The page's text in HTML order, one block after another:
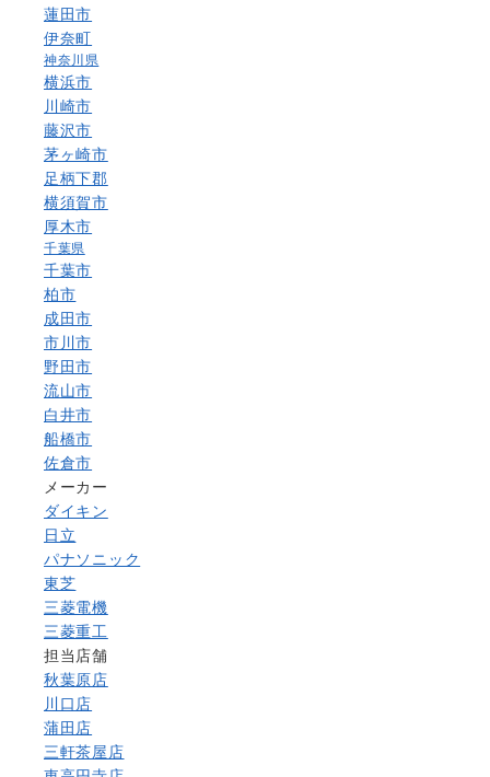
蓮田市
伊奈町
神奈川県
横浜市
川崎市
藤沢市
茅ヶ崎市
足柄下郡
横須賀市
厚木市
千葉県
千葉市
柏市
成田市
市川市
野田市
流山市
白井市
船橋市
佐倉市
メーカー
ダイキン
日立
パナソニック
東芝
三菱電機
三菱重工
担当店舗
秋葉原店
川口店
蒲田店
三軒茶屋店